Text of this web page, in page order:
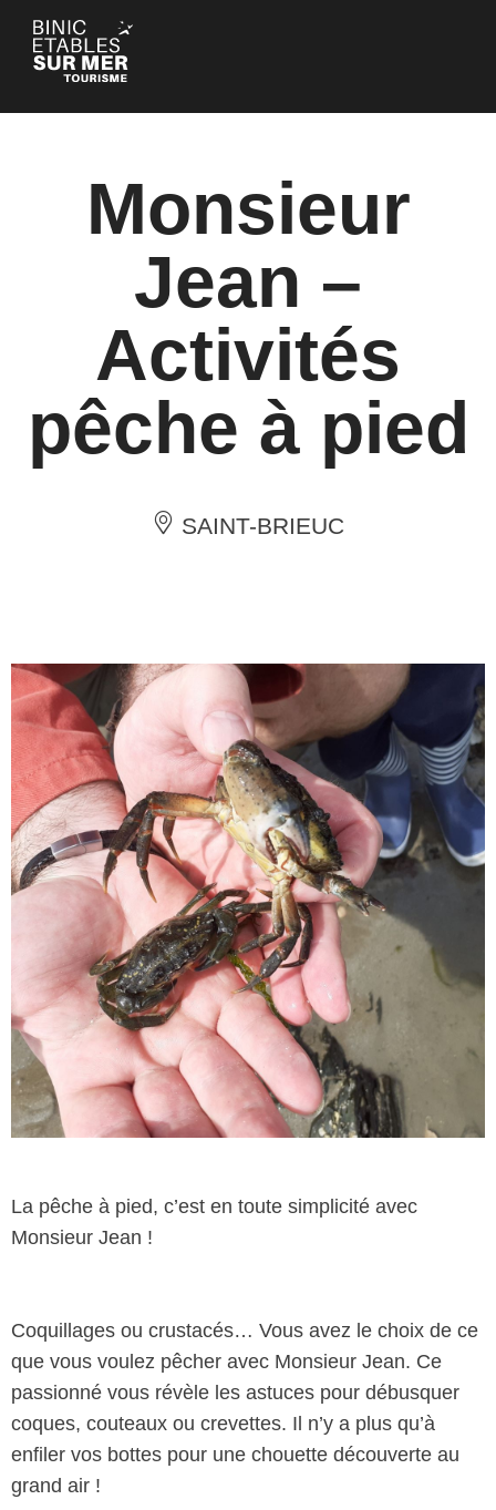
Panneau de gestion des cookies
Monsieur
Jean –
Activités
pêche à pied
SAINT-BRIEUC
La pêche à pied, c’est en toute simplicité avec
Monsieur Jean !
Coquillages ou crustacés… Vous avez le choix de ce
que vous voulez pêcher avec Monsieur Jean. Ce
passionné vous révèle les astuces pour débusquer
coques, couteaux ou crevettes. Il n’y a plus qu’à
enfiler vos bottes pour une chouette découverte au
grand air !